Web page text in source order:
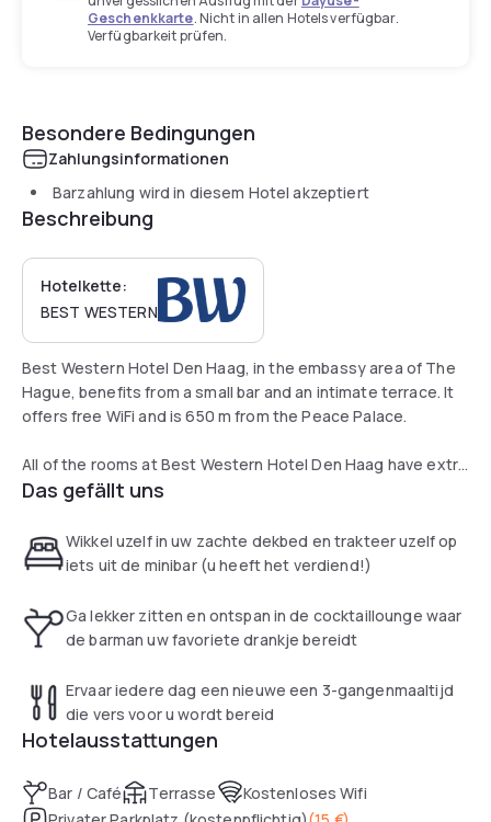
Geschenkkarte. Nicht in allen Hotels verfügbar.
Verfügbarkeit prüfen.
Besondere Bedingungen
Zahlungsinformationen
Barzahlung wird in diesem Hotel akzeptiert
Beschreibung
Hotelkette:
BEST WESTERN
Best Western Hotel Den Haag, in the embassy area of The
Hague, benefits from a small bar and an intimate terrace. It
offers free WiFi and is 650 m from the Peace Palace.
All of the rooms at Best Western Hotel Den Haag have extra
high beds, blackout curtains, a work desk and a seating area
WiFi and tea and coffee making facilities are available in
each room. A buffet breakfast is served daily in the lounge,
Guests can make use of private on-site parking for an extra
Das gefällt uns
Wikkel uzelf in uw zachte dekbed en trakteer uzelf op
iets uit de minibar (u heeft het verdiend!)
Ga lekker zitten en ontspan in de cocktaillounge waar
de barman uw favoriete drankje bereidt
Ervaar iedere dag een nieuwe een 3-gangenmaaltijd
die vers voor u wordt bereid
Hotelausstattungen
Bar / Café Terrasse
Kostenloses Wifi